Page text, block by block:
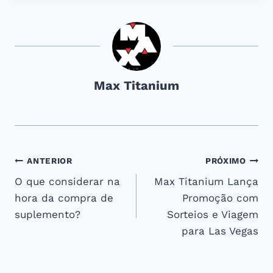
Max Titanium
Navegação
de
Post
ANTERIOR
O que considerar na
hora da compra de
suplemento?
PRÓXIMO
Max Titanium Lança
Promoção com
Sorteios e Viagem
para Las Vegas